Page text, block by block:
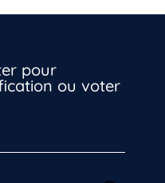
pour
ou voter
maintenant